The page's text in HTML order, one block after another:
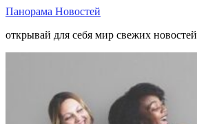
Панорама Новостей
открывай для себя мир свежих новостей